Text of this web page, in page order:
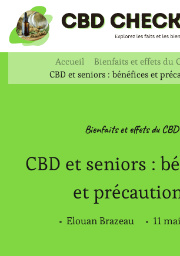
Accueil
Bienfaits et effets du
CBD et seniors : bénéfices et
Bienfaits et effets du CBD
CBD et seniors :
et
Elouan Brazeau 11